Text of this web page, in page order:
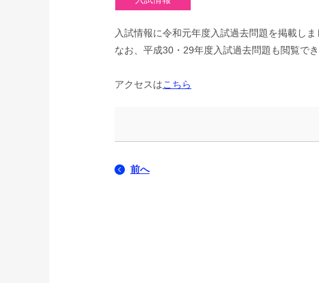
入試情報に令和元年度入試過去問題を掲載しま
なお、平成30・29年度入試過去問題も閲覧でき
アクセスはこちら
前へ